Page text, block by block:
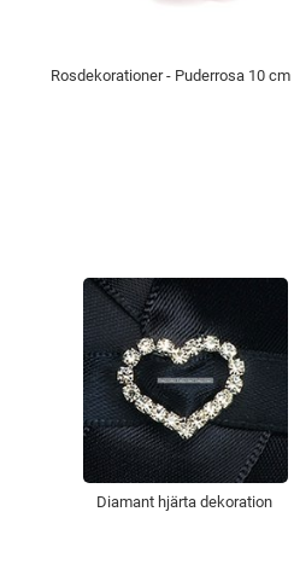
Rosdekorationer - Puderrosa 10 cm
Diamant hjärta dekoration